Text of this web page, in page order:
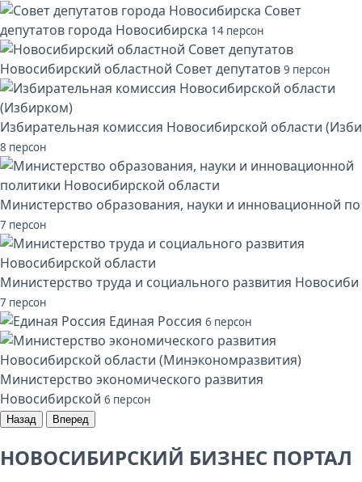
Совет
депутатов города Новосибирска 14 персон
Новосибирский областной Совет депутатов 9 персон
Избирательная комиссия Новосибирской области (Изби
8 персон
Министерство образования, науки и инновационной по
7 персон
Министерство труда и социального развития Новосиби
7 персон
Единая Россия 6 персон
Министерство экономического развития
Новосибирской 6 персон
Назад Вперед
НОВОСИБИРСКИЙ БИЗНЕС ПОРТАЛ